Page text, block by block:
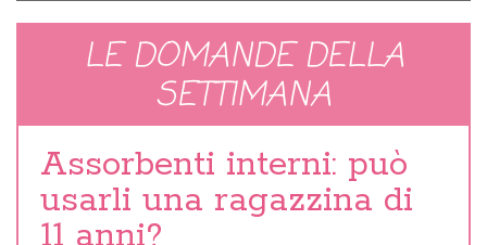
LE DOMANDE DELLA
SETTIMANA
Assorbenti interni: può
usarli una ragazzina di